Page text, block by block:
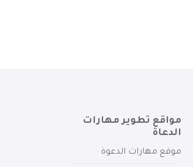
مواقع تطوير مهارات
الدعاة
موقع مهارات الدعوة